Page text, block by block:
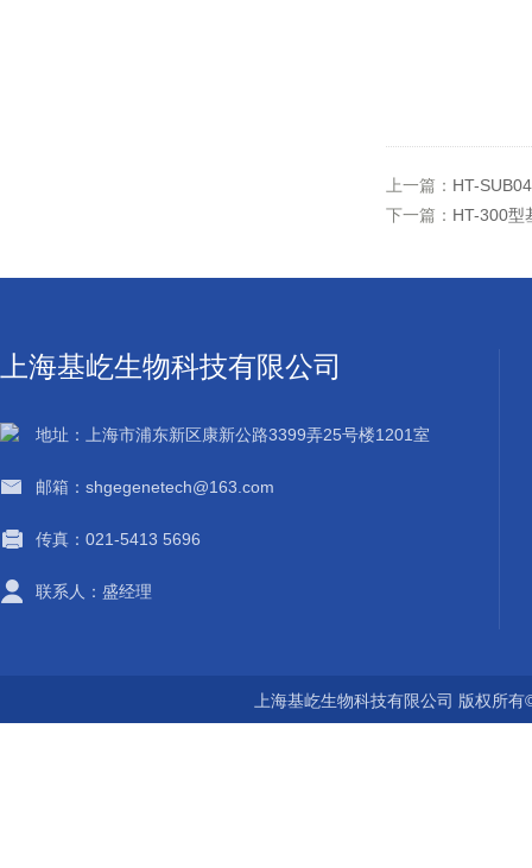
上一篇： HT-
下一篇： HT-300型
上海基屹生物科技有限公司
地址：上海市浦东新区康新公路3399弄25号楼1201室
邮箱：shgegenetech@163.com
传真：021-5413 5696
联系人：盛经理
上海基屹生物科技有限公司 版权所